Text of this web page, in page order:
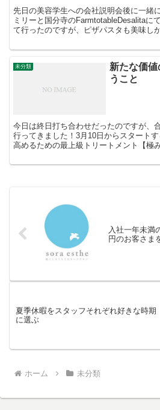
先日の美容学生への会社説明会後に一緒
ミリーと国分寺のFarmtotableDesalitaに
て行ったのですが、ピザパスタも美味し
未分類
新たな価
うこと
今日は終日打ち合わせだったのですが、
行ってきました！3月10日からスタート
高めるための最上級トリートメント【極
入社一年未満
円のお客さま
夏季休暇をスタッフそれぞれ好きな時期
に選ぶ
ホーム 未分類